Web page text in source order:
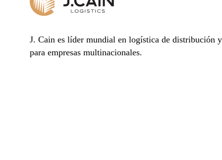
J. Cain es líder mundial en logística de distribución
para empresas multinacionales.